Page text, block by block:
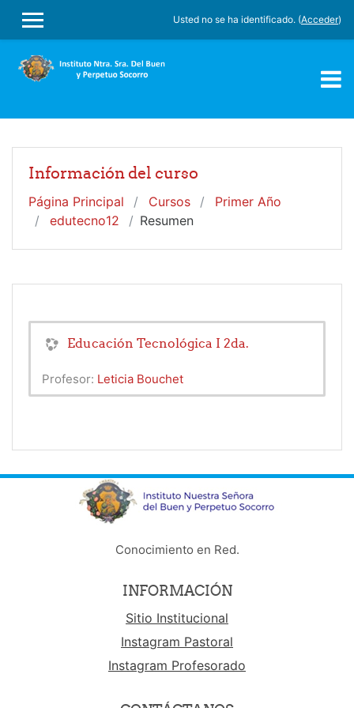
PANEL LATERAL
Usted no se ha identificado. (Acceder)
Información del curso
Página Principal Cursos
Primer Año
edutecno12
Resumen
Educación Tecnológica I 2da.
Profesor: Leticia Bouchet
Conocimiento en Red.
INFORMACIÓN
Sitio Institucional
Instagram Pastoral
Instagram Profesorado